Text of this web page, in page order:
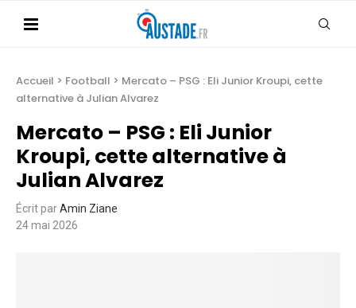
Accueil > Football > Mercato – PSG : Eli Junior Kroupi, cette
alternative à Julian Alvarez
Mercato – PSG : Eli Junior
Kroupi, cette alternative à
Julian Alvarez
Écrit parAmin Ziane
24 mai 2026